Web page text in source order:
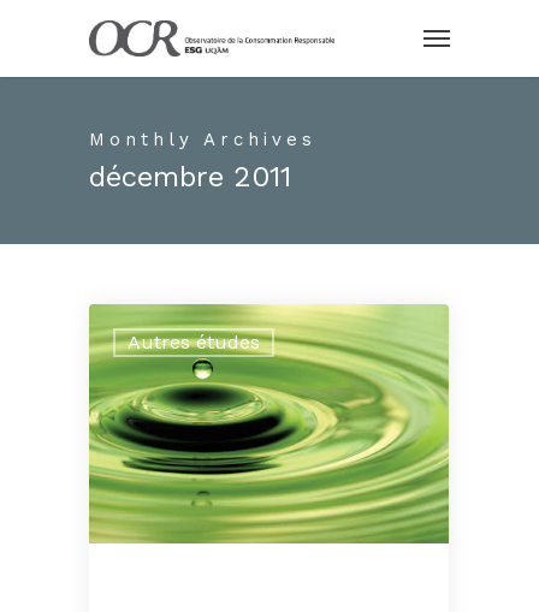
Monthly Archives
décembre 2011
Autres études